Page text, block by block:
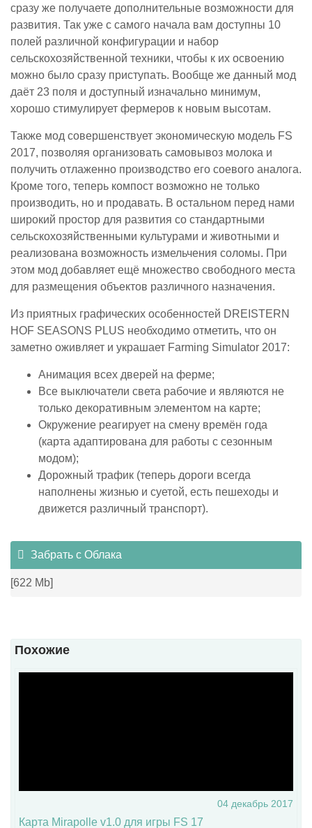
сразу же получаете дополнительные возможности для
развития. Так уже с самого начала вам доступны 10
полей различной конфигурации и набор
сельскохозяйственной техники, чтобы к их освоению
можно было сразу приступать. Вообще же данный мод
даёт 23 поля и доступный изначально минимум,
хорошо стимулирует фермеров к новым высотам.
Также мод совершенствует экономическую модель FS
2017, позволяя организовать самовывоз молока и
получить отлаженно производство его соевого аналога.
Кроме того, теперь компост возможно не только
производить, но и продавать. В остальном перед нами
широкий простор для развития со стандартными
сельскохозяйственными культурами и животными и
реализована возможность измельчения соломы. При
этом мод добавляет ещё множество свободного места
для размещения объектов различного назначения.
Из приятных графических особенностей DREISTERN
HOF SEASONS PLUS необходимо отметить, что он
заметно оживляет и украшает Farming Simulator 2017:
Анимация всех дверей на ферме;
Все выключатели света рабочие и являются не
только декоративным элементом на карте;
Окружение реагирует на смену времён года
(карта адаптирована для работы с сезонным
модом);
Дорожный трафик (теперь дороги всегда
наполнены жизнью и суетой, есть пешеходы и
движется различный транспорт).
Забрать с Облака
[622 Mb]
Похожие
04 декабрь 2017
Карта Mirapolle v1.0 для игры FS 17